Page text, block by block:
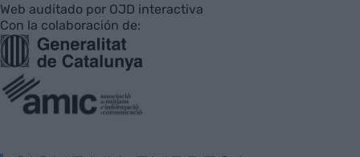
Web auditado por OJD interactiva
Con la colaboración de: